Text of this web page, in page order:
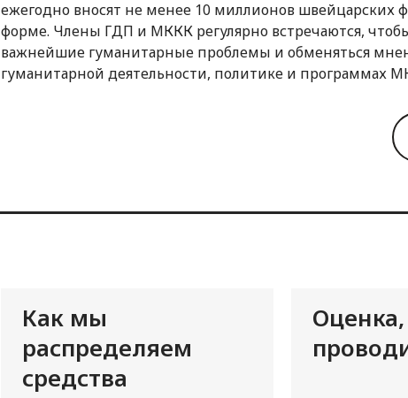
ежегодно вносят не менее 10 миллионов швейцарских
форме. Члены ГДП и МККК регулярно встречаются,
важнейшие гуманитарные проблемы и обменяться
гуманитарной деятельности, политике и программах
Как мы
распределяем
средства
Оценка,